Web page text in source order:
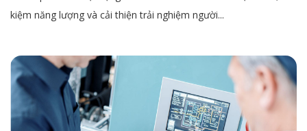
kiệm năng lượng và cải thiện trải nghiệm người...